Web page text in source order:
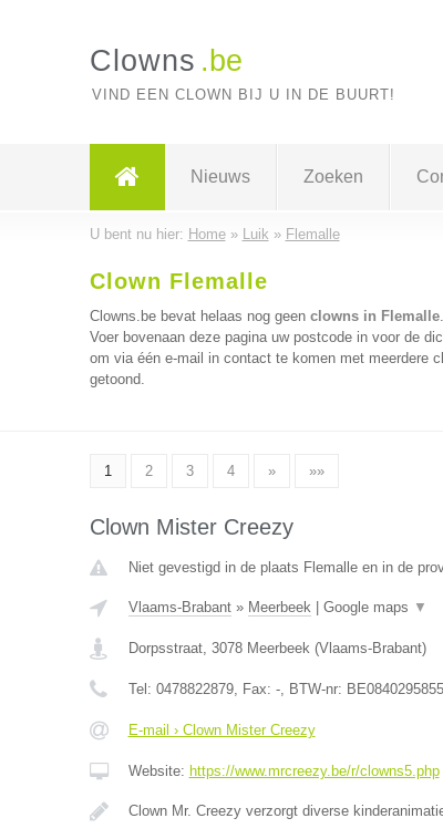
Clowns .be
VIND EEN CLOWN BIJ U IN DE BUURT!
Nieuws Zoeken
U bent nu hier: Home» Luik » Flemalle
Clown Flemalle
Clowns.be bevat helaas nog geen clowns in Flemalle
Voer bovenaan deze pagina uw postcode in voor de
om via één e-mail in contact te komen met meerdere
getoond.
1 2 3 4 » »»
Clown Mister Creezy
Niet gevestigd in de plaats Flemalle en in de
Vlaams-Brabant» Meerbeek| Google maps ▼
Dorpsstraat, 3078 Meerbeek(Vlaams-Brabant)
Tel: 0478822879, Fax: -, BTW-nr: BE0840295855
E-mail › Clown Mister Creezy
Website: https://www.mrcreezy.be/r/clowns5.php|
Clown Mr. Creezy verzorgt diverse